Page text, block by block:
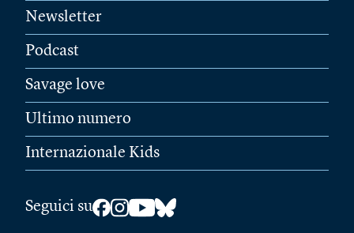
Newsletter
Podcast
Savage love
Ultimo numero
Internazionale Kids
Seguici su